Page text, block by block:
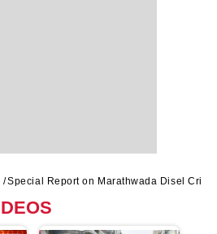
Special Report on Marathwada Disel Crisis :